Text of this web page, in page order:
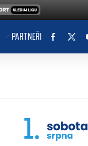
PARTNEŘI
1. sobota
srpna